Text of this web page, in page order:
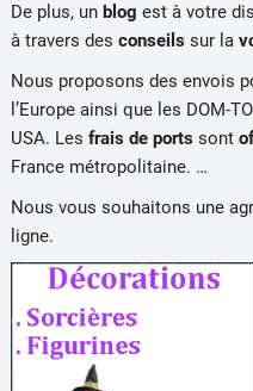
De plus, un blog est à votre
à travers des conseilssur la
Nous proposons des envois
l’Europe ainsi que les DOM-
USA. Les frais de portssont
France métropolitaine. …
Nous vous souhaitons une
ligne.